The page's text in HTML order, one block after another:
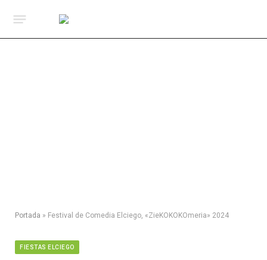
Portada » Festival de Comedia Elciego, «ZieKOKOKOmeria» 2024
FIESTAS ELCIEGO